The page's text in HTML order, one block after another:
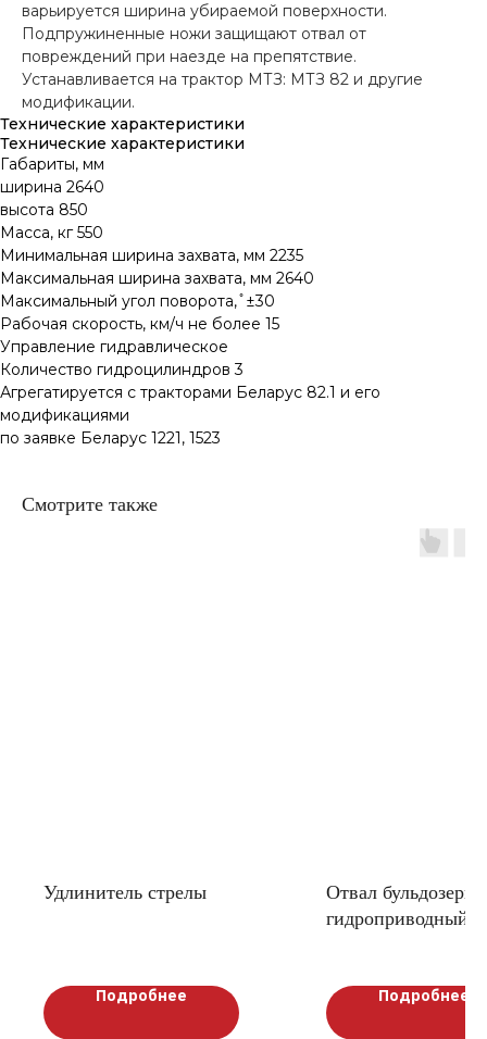
варьируется ширина убираемой поверхности.
Подпружиненные ножи защищают отвал от
повреждений при наезде на препятствие.
Устанавливается на трактор МТЗ: МТЗ 82 и другие
модификации.
Технические характеристики
Технические характеристики
Габариты, мм
ширина 2640
высота 850
Масса, кг 550
Минимальная ширина захвата, мм 2235
Максимальная ширина захвата, мм 2640
Максимальный угол поворота, ̊ ±30
Рабочая скорость, км/ч не более 15
Управление гидравлическое
Количество гидроцилиндров 3
Агрегатируется с тракторами Беларус 82.1 и его
модификациями
по заявке Беларус 1221, 1523
Смотрите также
Удлинитель стрелы
Подробнее
Отвал
гидроприводный с
Подробнее